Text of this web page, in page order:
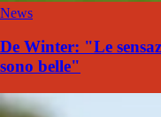
News
De Winter: "Le
sono belle"